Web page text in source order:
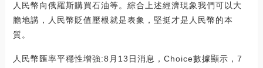
人民幣向俄羅斯購買石油等。綜合上述經濟現象我們可以大
膽地講，人民幣貶值壓根就是表象，堅挺才是人民幣的本
質。
人民幣匯率平穩性增強:8月13日消息，Choice數據顯示，7